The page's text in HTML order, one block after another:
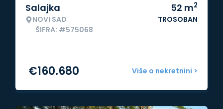
Salajka
NOVI SAD
ŠIFRA: #575068
52 m2
TROSOBAN
Više o nekretnini >
€160.680